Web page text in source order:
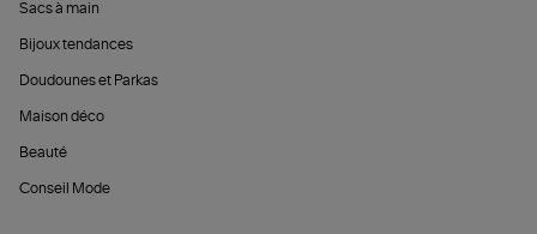
Sacs à main
Bijoux tendances
Doudounes et Parkas
Maison déco
Beauté
Conseil Mode